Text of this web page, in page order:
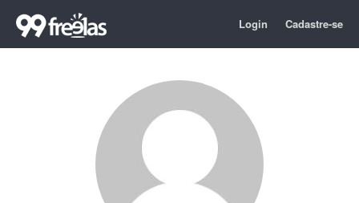
Login Cadastre-se